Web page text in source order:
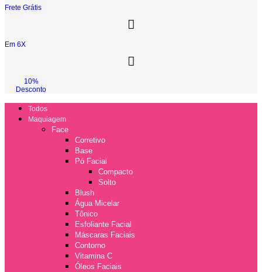
Frete Grátis
Em 6X
10%
Desconto
Todos
Maquiagem
Face
Corretivo
Base
Pó Facial
Compacto
Solto
Blush
Água Micelar
Tônico
Esfoliante Facial
Máscaras Faciais
Contorno
Vitamina C
Óleos Faciais